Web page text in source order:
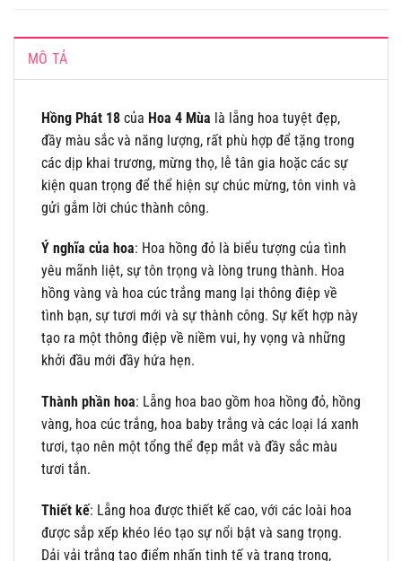
MÔ TẢ
Hồng Phát 18 của Hoa 4 Mùa là lẵng hoa tuyệt đẹp,
đầy màu sắc và năng lượng, rất phù hợp để tặng trong
các dịp khai trương, mừng thọ, lễ tân gia hoặc các sự
kiện quan trọng để thể hiện sự chúc mừng, tôn vinh và
gửi gắm lời chúc thành công.
Ý nghĩa của hoa: Hoa hồng đỏ là biểu tượng của tình
yêu mãnh liệt, sự tôn trọng và lòng trung thành. Hoa
hồng vàng và hoa cúc trắng mang lại thông điệp về
tình bạn, sự tươi mới và sự thành công. Sự kết hợp này
tạo ra một thông điệp về niềm vui, hy vọng và những
khởi đầu mới đầy hứa hẹn.
Thành phần hoa: Lẵng hoa bao gồm hoa hồng đỏ, hồng
vàng, hoa cúc trắng, hoa baby trắng và các loại lá xanh
tươi, tạo nên một tổng thể đẹp mắt và đầy sắc màu
tươi tắn.
Thiết kế: Lẵng hoa được thiết kế cao, với các loài hoa
được sắp xếp khéo léo tạo sự nổi bật và sang trọng.
Dải vải trắng tạo điểm nhấn tinh tế và trang trọng,